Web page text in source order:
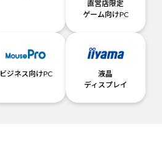
直営店限定
ゲーム向けPC
ビジネス向けPC
液晶
ディスプレイ